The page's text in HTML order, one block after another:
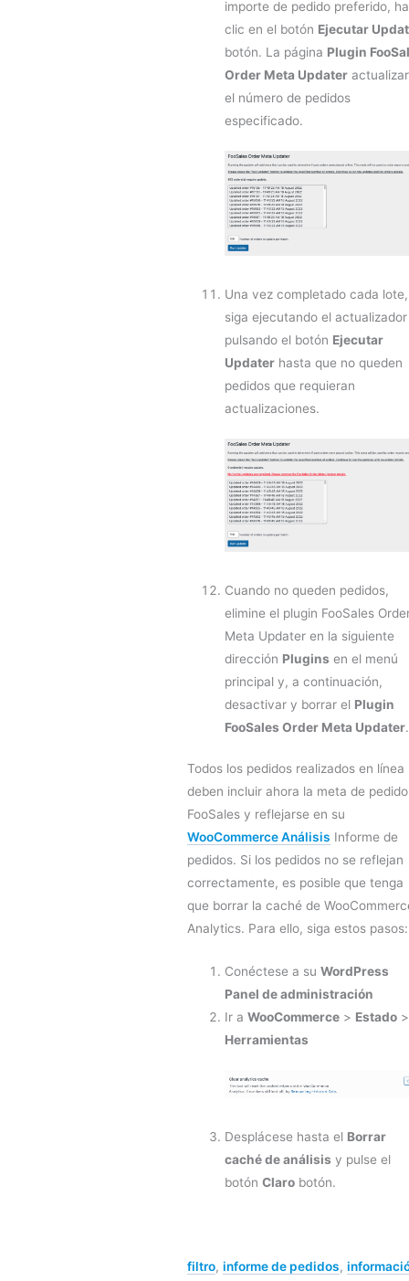
importe de pedido preferido,
clic en el botón Ejecutar
botón. La página Plugin
Order Meta Updater
el número de pedidos
especificado.
Una vez completado cada lote,
siga ejecutando el actualizador
pulsando el botón Ejecutar
Updater hasta que no queden
pedidos que requieran
actualizaciones.
Cuando no queden pedidos,
elimine el plugin FooSales
Meta Updater en la siguiente
dirección Plugins en el menú
principal y, a continuación,
desactivar y borrar el Plugin
FooSales Order Meta Updater.
Todos los pedidos realizados en línea
deben incluir ahora la meta de pedido
FooSales y reflejarse en su
WooCommerce Análisis Informe de
pedidos. Si los pedidos no se reflejan
correctamente, es posible que tenga
que borrar la caché de
Analytics. Para ello, siga estos pasos:
Conéctese a suWordPress
Panel de administración
Ir aWooCommerce > Estado >
Herramientas
Desplácese hasta el Borrar
caché de análisis y pulse el
botónClaro botón.
filtro, informe de pedidos,